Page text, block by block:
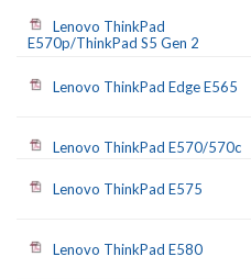
Lenovo ThinkPad
E570p/ThinkPad S5 Gen 2
Lenovo ThinkPad Edge E565
Lenovo ThinkPad E570/570c
Lenovo ThinkPad E575
Lenovo ThinkPad E580